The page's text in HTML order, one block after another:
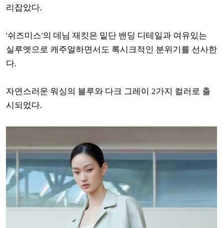
리잡았다.
'쉬즈미스'의 데님 재킷은 밑단 밴딩 디테일과 여유있는
실루엣으로 캐주얼하면서도 록시크적인 분위기를 선사한
다.
자연스러운 워싱의 블루와 다크 그레이 2가지 컬러로 출
시되었다.